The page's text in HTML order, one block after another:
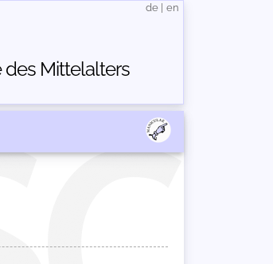
des Mittelalters
de en